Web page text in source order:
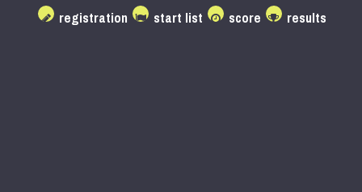
registration start list score results